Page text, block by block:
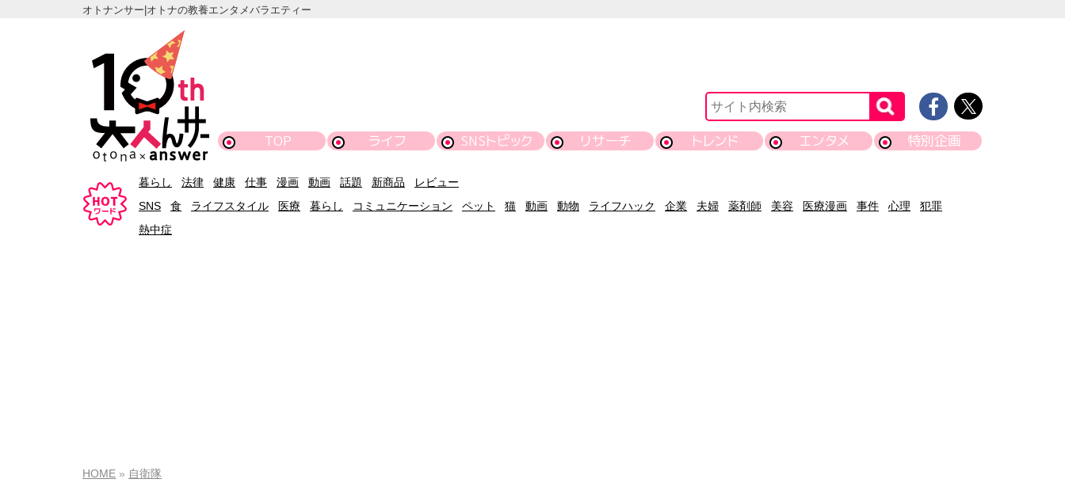
オトナンサー|オトナの教養エンタメバラエティー
TOP ライフ SNSトピック リサーチ トレンド エンタメ 特別企画
暮らし 法律 健康 仕事 漫画 動画 話題 新商品
レビュー
SNS
食 ライフスタイル 医療 暮らし コミュニケーション ペット 猫 動画 動物 ライフハック 企業 夫婦 薬剤師 美容 医療漫画 事件 心理
犯罪
熱中症
HOME 自衛隊